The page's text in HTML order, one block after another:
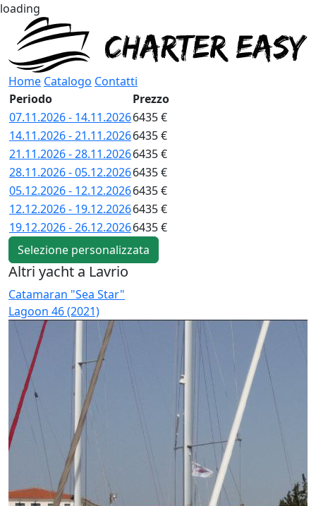
loading
Home Catalogo Contatti
Periodo
Prezzo
07.11.2026 - 14.11.20266435 €
14.11.2026 - 21.11.20266435 €
21.11.2026 - 28.11.20266435 €
28.11.2026 - 05.12.20266435 €
05.12.2026 - 12.12.20266435 €
12.12.2026 - 19.12.20266435 €
19.12.2026 - 26.12.20266435 €
Selezione personalizzata
Altri yacht a Lavrio
Catamaran "Sea Star"
Lagoon 46 (2021)